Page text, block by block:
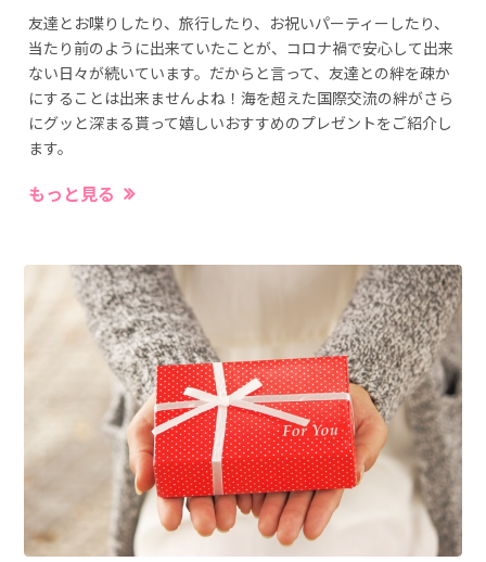
友達とお喋りしたり、旅行したり、お祝いパーティーしたり、
当たり前のように出来ていたことが、コロナ禍で安心して出来
ない日々が続いています。だからと言って、友達との絆を疎か
にすることは出来ませんよね！海を超えた国際交流の絆がさら
にグッと深まる貰って嬉しいおすすめのプレゼントをご紹介し
ます。
もっと見る